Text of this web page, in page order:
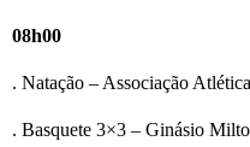
08h00
. Natação – Associação
. Basquete 3×3 – Ginásio